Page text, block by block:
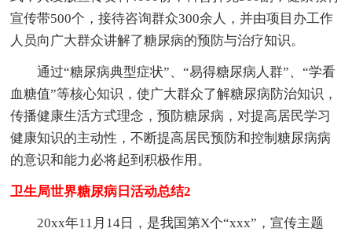
宣传带500个，接待咨询群众300余人，并由项目办工作
人员向广大群众讲解了糖尿病的预防与治疗知识。
通过“糖尿病典型症状”、“易得糖尿病人群”、“学看
血糖值”等核心知识，使广大群众了解糖尿病防治知识，
传播健康生活方式理念，预防糖尿病，对提高居民学习
健康知识的主动性，不断提高居民预防和控制糖尿病病
的意识和能力必将起到积极作用。
卫生局世界糖尿病日活动总结2
20xx年11月14日，是我国第X个“xxx”，宣传主题